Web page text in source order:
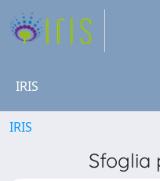
IRIS
IRIS
Sfoglia